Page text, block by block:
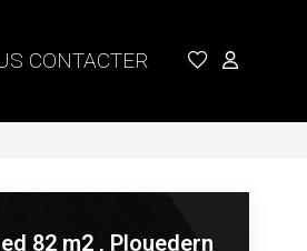
CONTACTER
82 m2 , Plouedern